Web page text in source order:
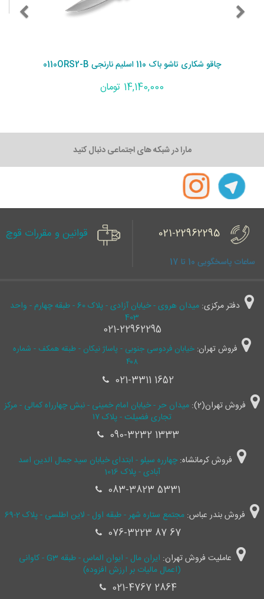
چاقو شکاری تاشو باک 110 اسلیم نارنجی 0110ORS2-B
14,140,000 تومان
مارا در شبکه های اجتماعی دنبال کنید
021-22962295
ساعات پاسخگویی 10 تا 17
قوانین و مقررات قوچ
دفتر مرکزی:
میدان هروی - خیابان آزادی - پلاک 60 - طبقه چهارم - واحد
403
021-22962295
فروش تهران: خیابان فردوسی جنوبی - پاساژ نیکان - طبقه همکف - شماره
۴۰۸
021-3311 1652
فروش تهران(2):
میدان حر - خیابان امام خمینی - نبش چهارراه کمالی - مرکز
تجاری فضیلت - پلاک ۱۷
090-3232 1333
فروش کرمانشاه:چهارره سیلو - ابتدای خیابان سید جمال ‌الدین اسد
آبادی - پلاک 1016
083-3823 5331
فروش بندر عباس: مجتمع ستاره شهر - طبقه اول - لاین اطلسی - پلاک 2-69
076-3223 87 67
عاملیت فروش تهران:
ایران مال - ایوان الماس - طبقه G3 - کاوانی
(اعمال مالیات بر ارزش افزوده)
021-4767 2864